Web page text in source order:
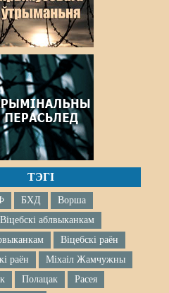
ТЭГІ
БХД
Ворша
Віцебскі аблвыканкам
Віцебскі раён
раён
Міхаіл Жамчужны
Полацак
Расея